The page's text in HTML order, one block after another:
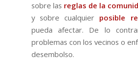
sobre las reglas de la
y sobre cualquier posible
pueda afectar. De lo
problemas con los vecinos o
desembolso.